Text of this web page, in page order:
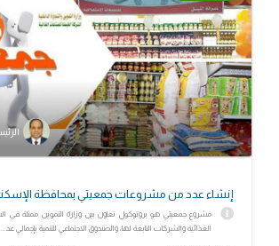
إنشاء عدد من مشروعات جمعيتي بمحافظة
مشروع جمعيتي هو بروتوكول تعاون بين وزارة التموين ممثلة في
الغذائية والشركات التابعة لها، والصندوق الاجتماعي للتنمية بإجمالي عد...